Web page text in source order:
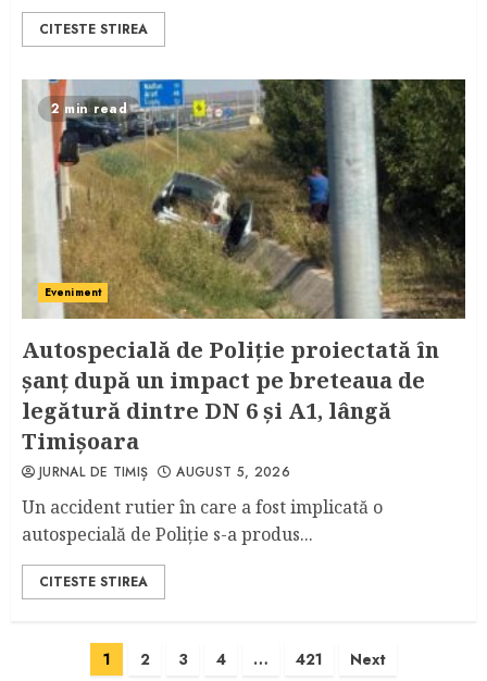
CITESTE STIREA
2 min read
Eveniment
Autospecială de Poliție proiectată în
șanț după un impact pe breteaua de
legătură dintre DN 6 și A1, lângă
Timișoara
JURNAL DE TIMIȘ AUGUST 5, 2026
Un accident rutier în care a fost implicată o
autospecială de Poliție s-a produs...
CITESTE STIREA
Paginație
1 2 3 4 … 421 Next